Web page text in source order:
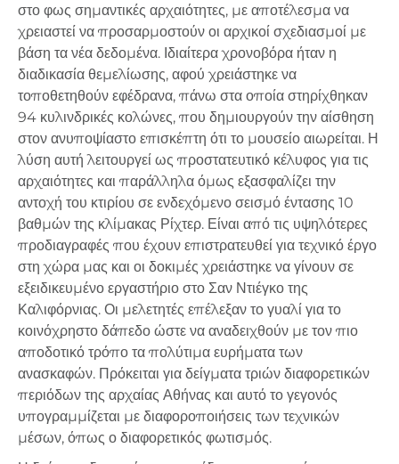
στο φως σημαντικές αρχαιότητες, με αποτέλεσμα να
χρειαστεί να προσαρμοστούν οι αρχικοί σχεδιασμοί με
βάση τα νέα δεδομένα. Ιδιαίτερα χρονοβόρα ήταν η
διαδικασία θεμελίωσης, αφού χρειάστηκε να
τοποθετηθούν εφέδρανα, πάνω στα οποία στηρίχθηκαν
94 κυλινδρικές κολώνες, που δημιουργούν την αίσθηση
στον ανυποψίαστο επισκέπτη ότι το μουσείο αιωρείται. Η
λύση αυτή λειτουργεί ως προστατευτικό κέλυφος για τις
αρχαιότητες και παράλληλα όμως εξασφαλίζει την
αντοχή του κτιρίου σε ενδεχόμενο σεισμό έντασης 10
βαθμών της κλίμακας Ρίχτερ. Είναι από τις υψηλότερες
προδιαγραφές που έχουν επιστρατευθεί για τεχνικό έργο
στη χώρα μας και οι δοκιμές χρειάστηκε να γίνουν σε
εξειδικευμένο εργαστήριο στο Σαν Ντιέγκο της
Καλιφόρνιας. Οι μελετητές επέλεξαν το γυαλί για το
κοινόχρηστο δάπεδο ώστε να αναδειχθούν με τον πιο
αποδοτικό τρόπο τα πολύτιμα ευρήματα των
ανασκαφών. Πρόκειται για δείγματα τριών διαφορετικών
περιόδων της αρχαίας Αθήνας και αυτό το γεγονός
υπογραμμίζεται με διαφοροποιήσεις των τεχνικών
μέσων, όπως ο διαφορετικός φωτισμός.